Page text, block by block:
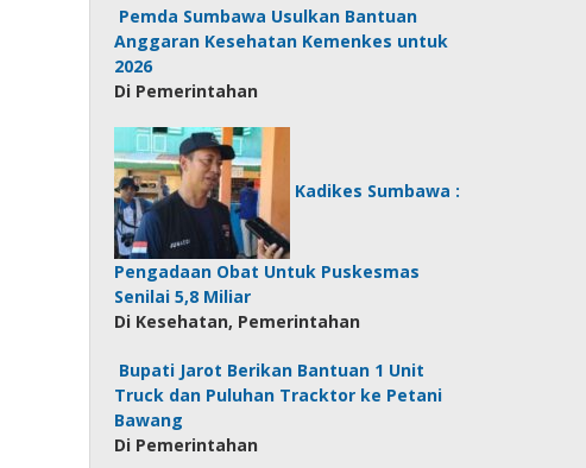
Pemda Sumbawa Usulkan Bantuan
Anggaran Kesehatan Kemenkes untuk
2026
Di Pemerintahan
Kadikes Sumbawa :
Pengadaan Obat Untuk Puskesmas
Senilai 5,8 Miliar
Di Kesehatan, Pemerintahan
Bupati Jarot Berikan Bantuan 1 Unit
Truck dan Puluhan Tracktor ke Petani
Bawang
Di Pemerintahan